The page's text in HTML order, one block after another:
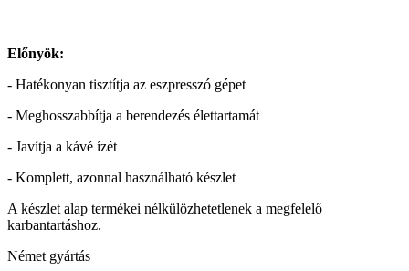
Előnyök:
- Hatékonyan tisztítja az eszpresszó gépet
- Meghosszabbítja a berendezés élettartamát
- Javítja a kávé ízét
- Komplett, azonnal használható készlet
A készlet alap termékei nélkülözhetetlenek a megfelelő
karbantartáshoz.
Német gyártás